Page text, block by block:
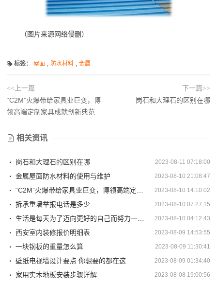
（图片来源网络侵删）
标签： 屋面 , 防水材料 , 金属
<<上一篇
“C2M”火爆带给家具业巨变，博
领高端定制家具成就创新典范
下一篇>>
岗石和大理石的区别在哪
相关资讯
2023-08-11 07:18:00
岗石和大理石的区别在哪
2023-08-10 21:08:47
金属屋面防水材料的使用与维护
2023-08-10 14:10:02
“C2M”火爆带给家具业巨变，博领高端定制家具成就创新典范
2023-08-10 07:27:15
拆承重墙举报电话是多少
2023-08-10 04:12:43
生活是每天为了迈向更好的自己而努力一点，浪漫高级灰，奢华更有范！
2023-08-09 14:53:55
西安室内装修报价明细表
2023-08-09 11:30:41
一块钢板的重量怎么算
2023-08-09 01:34:40
壁纸电视墙设计要点 你想要的都在这
2023-08-08 19:00:56
家用实木地板安装步骤详解